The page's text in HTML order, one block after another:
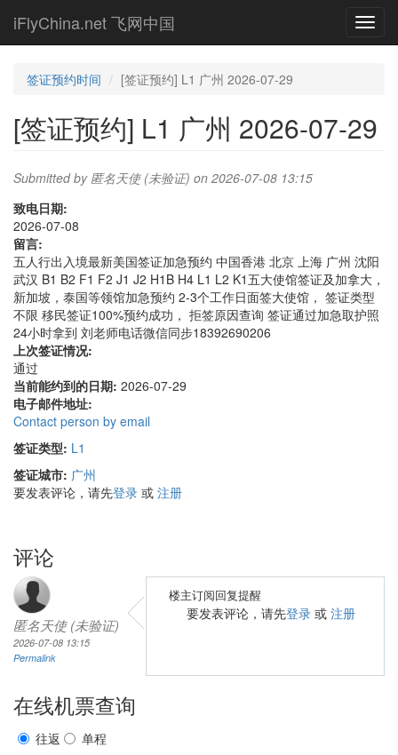
main
iFlyChina.net 飞网中国
签证预约时间 [签证预约] L1 广州 2026-07-29
[签证预约] L1 广州 2026-07-29
Submitted by 匿名天使 (未验证) on 2026-07-08 13:15
致电日期:
2026-07-08
留言:
五人行出入境最新美国签证加急预约 中国香港 北京 上海 广州 沈阳
武汉 B1 B2 F1 F2 J1 J2 H1B H4 L1 L2 K1五大使馆签证及加拿大，
新加坡，泰国等领馆加急预约 2-3个工作日面签大使馆， 签证类型
不限 移民签证100%预约成功， 拒签原因查询 签证通过加急取护照
24小时拿到 刘老师电话微信同步18392690206
上次签证情况:
通过
当前能约到的日期: 2026-07-29
电子邮件地址:
Contact person by email
签证类型: L1
签证城市: 广州
要发表评论，请先登录 或 注册
评论
匿名天使 (未验证)
2026-07-08 13:15
Permalink
楼主订阅回复提醒
要发表评论，请先登录 或 注册
在线机票查询
往返
单程